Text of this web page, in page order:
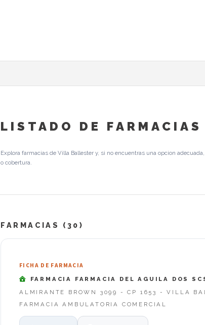
LISTADO DE FARMACIAS
Explora farmacias de Villa Ballester y, si no encuentras una opcion
o cobertura.
FARMACIAS (30)
FICHA DE FARMACIA
FARMACIA FARMACIA DEL AGUILA DOS
ALMIRANTE BROWN 3099 - CP 1653 - VILLA
FARMACIA AMBULATORIA COMERCIAL